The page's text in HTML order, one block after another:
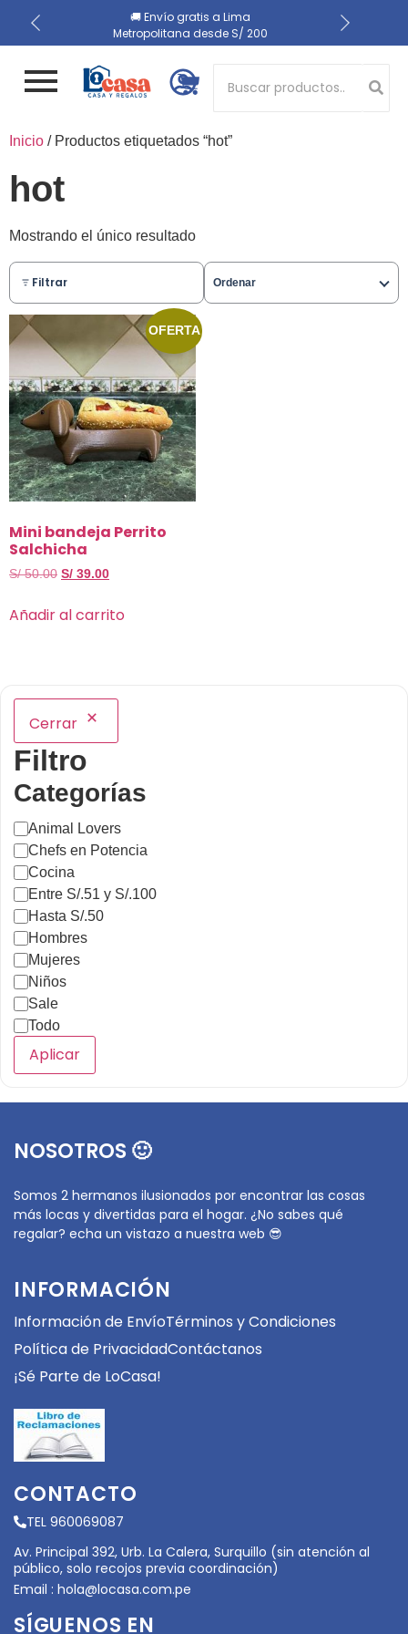
🚚 Envío gratis a Lima
Metropolitana desde S/ 200
🔒 Compra 100% segura
📍 Recojo en almacén el
mismo día
Button 1
Button 2
Inicio / Productos etiquetados “hot”
hot
Mostrando el único resultado
Filtrar Ordenar
OFERTA
Mini bandeja Perrito
Salchicha
S/50.00 S/ 39.00
Añadir al carrito
Cerrar
Filtro
Categorías
Animal Lovers
Chefs en Potencia
Cocina
Entre S/.51 y S/.100
Hasta S/.50
Hombres
Mujeres
Niños
Sale
Todo
Aplicar
NOSOTROS 🙂
Somos 2 hermanos ilusionados por encontrar las cosas
más locas y divertidas para el hogar. ¿No sabes qué
regalar? echa un vistazo a nuestra web 😎
INFORMACIÓN
Información de EnvíoTérminos y Condiciones
Política de PrivacidadContáctanos
¡Sé Parte de LoCasa!
CONTACTO
TEL 960069087
Av. Principal 392, Urb. La Calera, Surquillo (sin atención al
público, solo recojos previa coordinación)
Email : hola@locasa.com.pe
SÍGUENOS EN